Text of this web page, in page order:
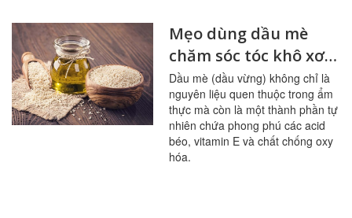
Mẹo dùng dầu mè
chăm sóc tóc khô xơ,
giảm gãy rụng
Dầu mè (dầu vừng) không chỉ là
nguyên liệu quen thuộc trong ẩm
thực mà còn là một thành phần tự
nhiên chứa phong phú các acid
béo, vitamin E và chất chống oxy
hóa.